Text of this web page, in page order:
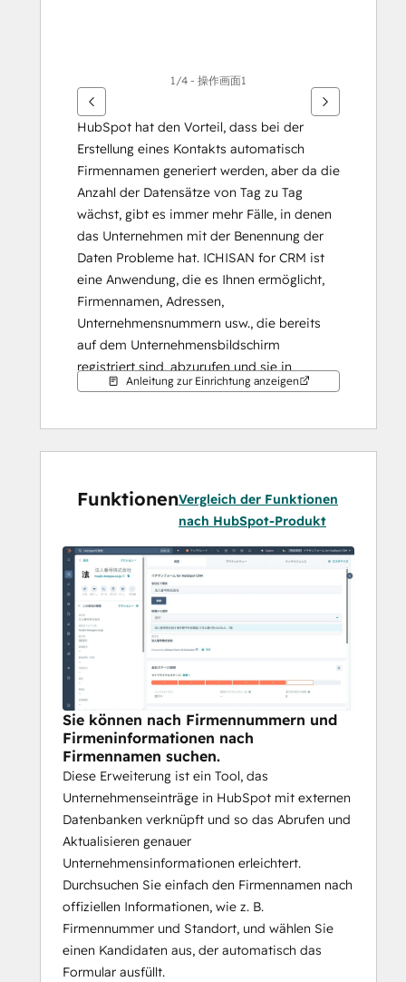
1/4 - 操作画面1
HubSpot hat den Vorteil, dass bei der
Erstellung eines Kontakts automatisch
Firmennamen generiert werden, aber da die
Anzahl der Datensätze von Tag zu Tag
wächst, gibt es immer mehr Fälle, in denen
das Unternehmen mit der Benennung der
Daten Probleme hat. ICHISAN for CRM ist
eine Anwendung, die es Ihnen ermöglicht,
Firmennamen, Adressen,
Unternehmensnummern usw., die bereits
auf dem Unternehmensbildschirm
registriert sind, abzurufen und sie in
Unternehmenseinträgen wiederzugeben,
HubSpot-Abonnementplan.
Unternehmensnummern mögen und sich für
den Ichisan-Service engagieren möchten.
Community beizutreten!
https://note.com/houjin_bangou/n/n04
c177839cb5
Anleitung zur Einrichtung anzeigen
FunktionenVergleich der Funktionen
nach HubSpot-Produkt
Sie können nach Firmennummern und
Firmeninformationen nach
Firmennamen suchen.
Diese Erweiterung ist ein Tool, das
Unternehmenseinträge in HubSpot mit externen
Datenbanken verknüpft und so das Abrufen und
Aktualisieren genauer
Unternehmensinformationen erleichtert.
Durchsuchen Sie einfach den Firmennamen nach
offiziellen Informationen, wie z. B.
Firmennummer und Standort, und wählen Sie
einen Kandidaten aus, der automatisch das
Formular ausfüllt.